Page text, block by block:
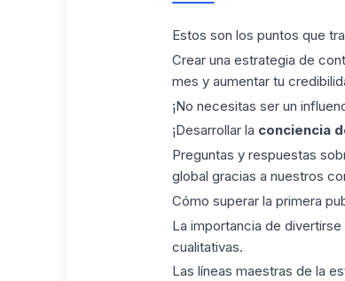
Estos son los puntos que
Crear una estrategia de
mes y aumentar tu
¡No necesitas ser un
¡Desarrollar la conciencia
Preguntas y respuestas
global gracias a nuestros
Cómo superar la primera
La importancia de divertirse
cualitativas.
Las líneas maestras de la